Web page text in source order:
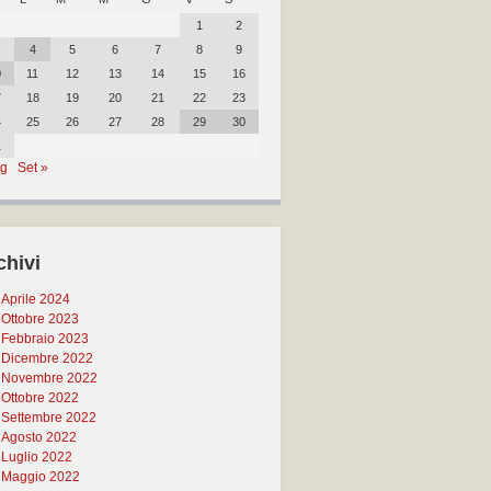
1
2
4 5 6 7 8
9
11 12 13 14 15
16
18 19 20 21 22
23
25 26 27 28 29
30
Set »
Aprile 2024
Ottobre 2023
Febbraio 2023
Dicembre 2022
Novembre 2022
Ottobre 2022
Settembre 2022
Agosto 2022
Luglio 2022
Maggio 2022